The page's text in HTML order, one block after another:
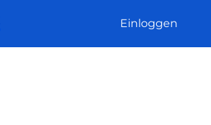
Einloggen